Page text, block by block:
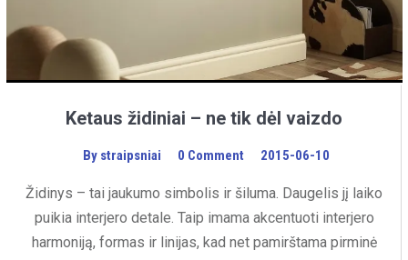
Ketaus židiniai – ne tik dėl vaizdo
By straipsniai 0 Comment 2015-06-10
Židinys – tai jaukumo simbolis ir šiluma. Daugelis jį laiko
puikia interjero detale. Taip imama akcentuoti interjero
harmoniją, formas ir linijas, kad net pamirštama pirminė